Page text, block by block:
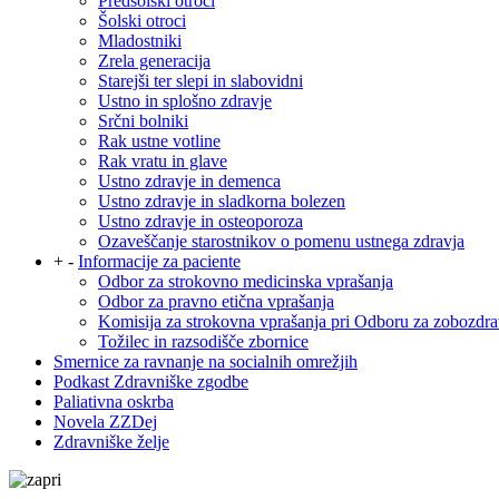
Šolski otroci
Mladostniki
Zrela generacija
Starejši ter slepi in slabovidni
Ustno in splošno zdravje
Srčni bolniki
Rak ustne votline
Rak vratu in glave
Ustno zdravje in demenca
Ustno zdravje in sladkorna bolezen
Ustno zdravje in osteoporoza
Ozaveščanje starostnikov o pomenu ustnega zdravja
+ - Informacije za paciente
Odbor za strokovno medicinska vprašanja
Odbor za pravno etična vprašanja
Komisija za strokovna vprašanja pri Odboru za
Tožilec in razsodišče zbornice
Smernice za ravnanje na socialnih omrežjih
Podkast Zdravniške zgodbe
Paliativna oskrba
Novela ZZDej
Zdravniške želje